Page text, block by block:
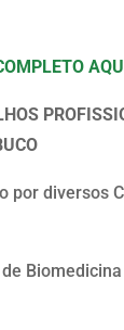
por diversos
Biomedicina